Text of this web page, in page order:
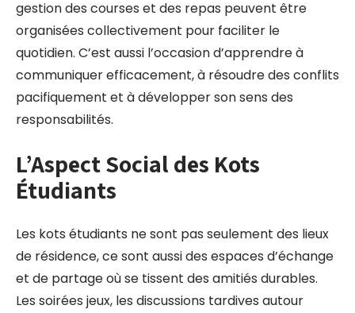
gestion des courses et des repas peuvent être
organisées collectivement pour faciliter le
quotidien. C’est aussi l’occasion d’apprendre à
communiquer efficacement, à résoudre des conflits
pacifiquement et à développer son sens des
responsabilités.
L’Aspect Social des Kots
Étudiants
Les kots étudiants ne sont pas seulement des lieux
de résidence, ce sont aussi des espaces d’échange
et de partage où se tissent des amitiés durables.
Les soirées jeux, les discussions tardives autour